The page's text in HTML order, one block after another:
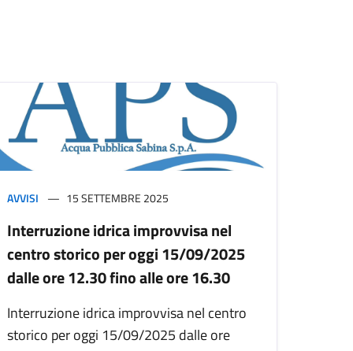
AVVISI 15 SETTEMBRE 2025
Interruzione idrica improvvisa nel
centro storico per oggi 15/09/2025
dalle ore 12.30 fino alle ore 16.30
Interruzione idrica improvvisa nel centro
storico per oggi 15/09/2025 dalle ore